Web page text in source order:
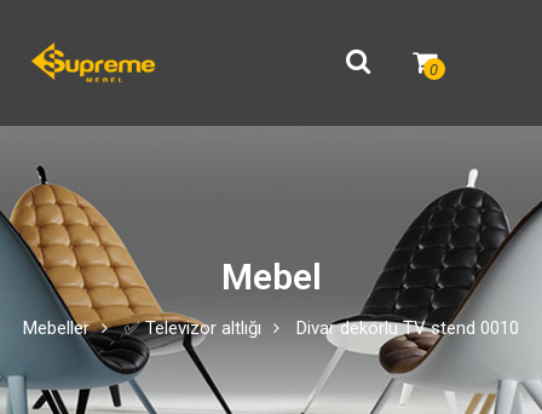
0
Mebel
Mebeller ✅ Televizor altlığı Divar dekorlu TV stend 0010